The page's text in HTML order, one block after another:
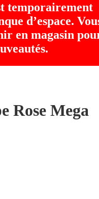
temporairement
d’espace.
en magasin
Rose Mega